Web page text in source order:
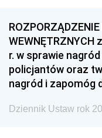
r. w sprawie
policjantów oraz
nagród i zapomóg
Dziennik Ustaw rok